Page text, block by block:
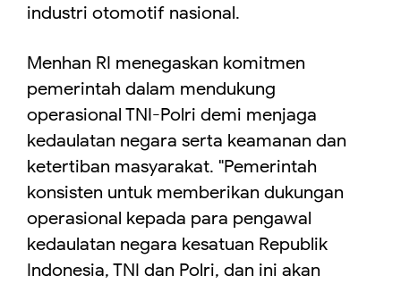
industri otomotif nasional.
Menhan RI menegaskan komitmen
pemerintah dalam mendukung
operasional TNI-Polri demi menjaga
kedaulatan negara serta keamanan dan
ketertiban masyarakat. "Pemerintah
konsisten untuk memberikan dukungan
operasional kepada para pengawal
kedaulatan negara kesatuan Republik
Indonesia, TNI dan Polri, dan ini akan